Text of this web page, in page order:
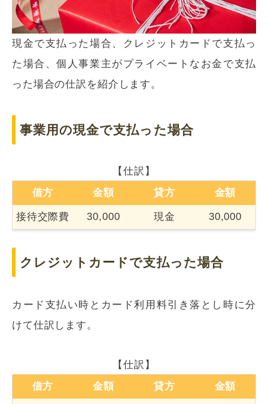
現金で支払った場合、クレジットカードで支払っ
た場合、個人事業主がプライベートなお金で支払
った場合の仕訳を紹介します。
事業用の現金で支払った場合
【仕訳】
借方
金額 貸方 金額
接待交際費 30,000 現金 30,000
クレジットカードで支払った場合
カード支払い時とカード利用料引き落とし時に分
けて仕訳します。
【仕訳】
借方
金額 貸方 金額